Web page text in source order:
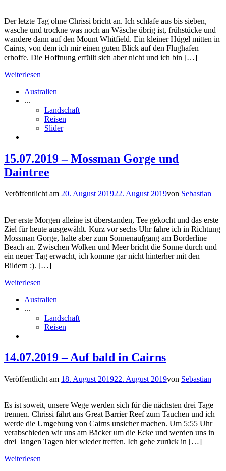
Der letzte Tag ohne Chrissi bricht an. Ich schlafe aus bis sieben,
wasche und trockne was noch an Wäsche übrig ist, frühstücke und
wandere dann auf den Mount Whitfield. Ein kleiner Hügel mitten in
Cairns, von dem ich mir einen guten Blick auf den Flughafen
erhoffe. Die Hoffnung erfüllt sich aber nicht und ich bin […]
Weiterlesen
Australien
...
Landschaft
Reisen
Slider
15.07.2019 – Mossman Gorge und
Daintree
Veröffentlicht am 20. August 201922. August 2019von Sebastian
Der erste Morgen alleine ist überstanden, Tee gekocht und das erste
Ziel für heute ausgewählt. Kurz vor sechs Uhr fahre ich in Richtung
Mossman Gorge, halte aber zum Sonnenaufgang am Borderline
Beach an. Zwischen Wolken und Meer bricht die Sonne durch und
ein neuer Tag erwacht, ich komme gar nicht hinterher mit den
Bildern :). […]
Weiterlesen
Australien
...
Landschaft
Reisen
14.07.2019 – Auf bald in Cairns
Veröffentlicht am 18. August 201922. August 2019von Sebastian
Es ist soweit, unsere Wege werden sich für die nächsten drei Tage
trennen. Chrissi fährt ans Great Barrier Reef zum Tauchen und ich
werde die Umgebung von Cairns unsicher machen. Um 5:55 Uhr
verabschieden wir uns am Bäcker um die Ecke und werden uns in
drei langen Tagen hier wieder treffen. Ich gehe zurück in […]
Weiterlesen